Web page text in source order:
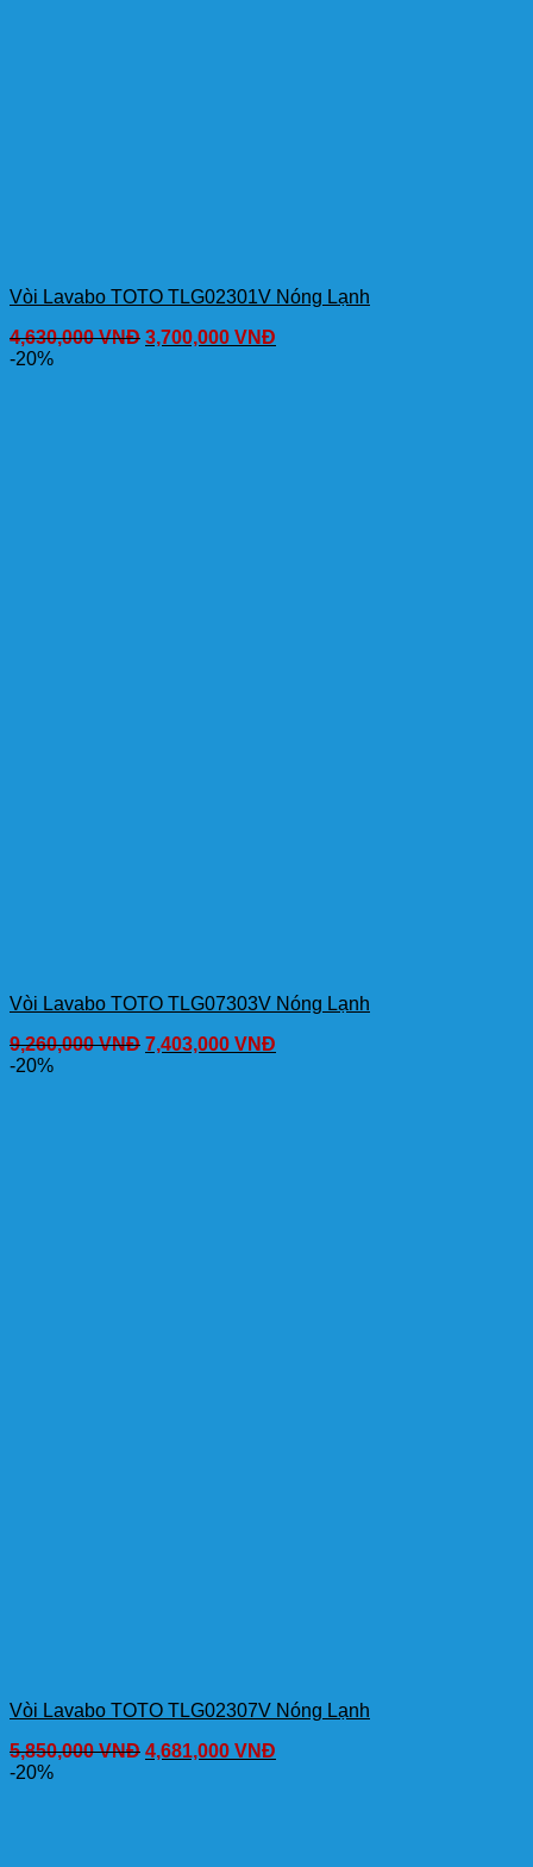
Vòi Lavabo TOTO TLG02301V Nóng Lạnh
4,630,000VNĐ 3,700,000 VNĐ
-20%
Vòi Lavabo TOTO TLG07303V Nóng Lạnh
9,260,000VNĐ 7,403,000 VNĐ
-20%
Vòi Lavabo TOTO TLG02307V Nóng Lạnh
5,850,000VNĐ 4,681,000 VNĐ
-20%